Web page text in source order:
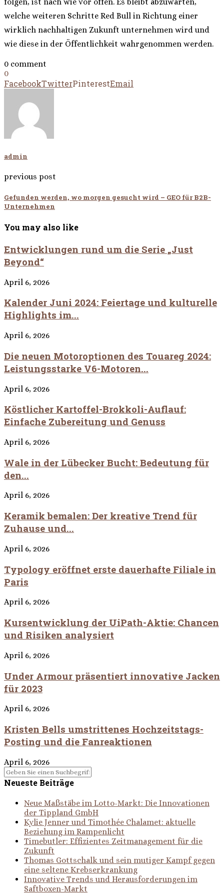
welche weiteren Schritte Red Bull in Richtung einer
wirklich nachhaltigen Zukunft unternehmen wird und
wie diese in der Öffentlichkeit wahrgenommen werden.
0 comment
0
FacebookTwitterPinterestEmail
admin
previous post
Gefunden werden, wo morgen gesucht wird – GEO für B2B-
Unternehmen
You may also like
Entwicklungen rund um die Serie „Just
Beyond“
April 6, 2026
Kalender Juni 2024: Feiertage und kulturelle
Highlights im...
April 6, 2026
Die neuen Motoroptionen des Touareg 2024:
Leistungsstarke V6-Motoren...
April 6, 2026
Köstlicher Kartoffel-Brokkoli-Auflauf:
Einfache Zubereitung und Genuss
April 6, 2026
Wale in der Lübecker Bucht: Bedeutung für
den...
April 6, 2026
Keramik bemalen: Der kreative Trend für
Zuhause und...
April 6, 2026
Typology eröffnet erste dauerhafte Filiale in
Paris
April 6, 2026
Kursentwicklung der UiPath-Aktie: Chancen
und Risiken analysiert
April 6, 2026
Under Armour präsentiert innovative Jacken
für 2023
April 6, 2026
Kristen Bells umstrittenes Hochzeitstags-
Posting und die Fanreaktionen
April 6, 2026
Neueste Beiträge
Neue Maßstäbe im Lotto-Markt: Die Innovationen
der Tippland GmbH
Kylie Jenner und Timothée Chalamet: aktuelle
Beziehung im Rampenlicht
Timebutler: Effizientes Zeitmanagement für die
Zukunft
Thomas Gottschalk und sein mutiger Kampf gegen
eine seltene Krebserkrankung
Innovative Trends und Herausforderungen im
Saftboxen-Markt